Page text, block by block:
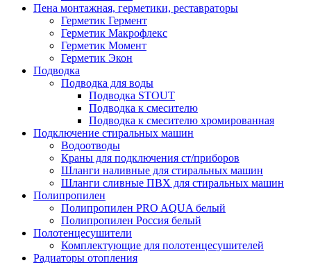
Пена монтажная, герметики, реставраторы
Герметик Гермент
Герметик Макрофлекс
Герметик Момент
Герметик Экон
Подводка
Подводка для воды
Подводка STOUT
Подводка к смесителю
Подводка к смесителю хромированная
Подключение стиральных машин
Водоотводы
Краны для подключения ст/приборов
Шланги наливные для стиральных машин
Шланги сливные ПВХ для стиральных машин
Полипропилен
Полипропилен PRO AQUA белый
Полипропилен Россия белый
Полотенцесушители
Комплектующие для полотенцесушителей
Радиаторы отопления